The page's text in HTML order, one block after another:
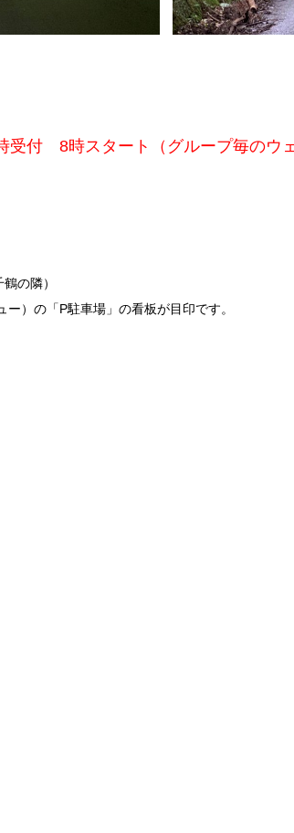
受付 8時スタート（グループ毎のウ
の隣）
）の「P駐車場」の看板が目印です。